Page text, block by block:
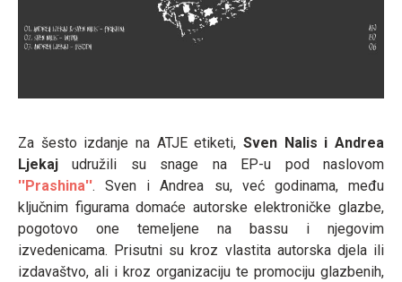
Za šesto izdanje na ATJE etiketi, Sven Nalis i Andrea
Ljekaj udružili su snage na EP-u pod naslovom
''Prashina''. Sven i Andrea su, već godinama, među
ključnim figurama domaće autorske elektroničke glazbe,
pogotovo one temeljene na bassu i njegovim
izvedenicama. Prisutni su kroz vlastita autorska djela ili
izdavaštvo, ali i kroz organizaciju te promociju glazbenih,